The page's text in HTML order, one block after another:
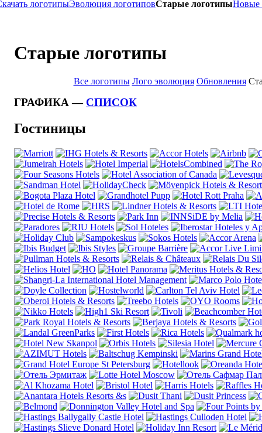
логотипыЭволюция логотиповСтарые логотипыНовые
Старые логотипы
Все логотипы Лого эволюция Обновления
ГРАФИКА — СПИСОК
Гостиницы